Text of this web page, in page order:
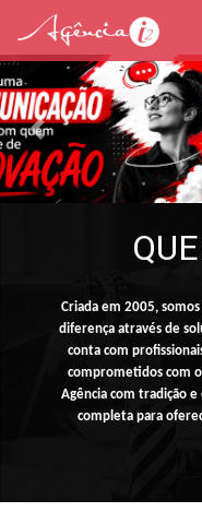
Próximo
Criada em 2005,
diferença através de
conta com
comprometidos com
Agência com tradição
completa para